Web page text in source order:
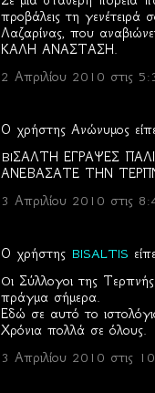
προβάλεις τη
Λαζαρίνας, που
ΚΑΛΗ ΑΝΑΣΤΑΣΗ.
2 Απριλίου 2010 στις
Ο χρήστης Ανώνυμος
BIΣΑΛΤΗ ΕΓΡΑΨΕΣ
ΑΝΕΒΑΣΑΤΕ ΤΗΝ
3 Απριλίου 2010 στις
Ο χρήστης BISALTIS
Oι Σύλλογοι της
πράγμα σήμερα.
Εδώ σε αυτό το
Χρόνια πολλά σε όλους.
3 Απριλίου 2010 στις